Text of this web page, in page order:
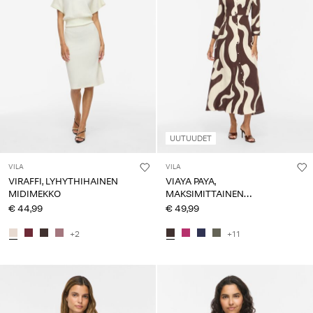
VILA
VIRAFFI, LYHYTHIHAINEN
MIDIMEKKO
€ 44,99
+2
UUTUUDET
VILA
VIAYA PAYA,
MAKSIMITTAINEN
PAITAMEKKO
€ 49,99
+11